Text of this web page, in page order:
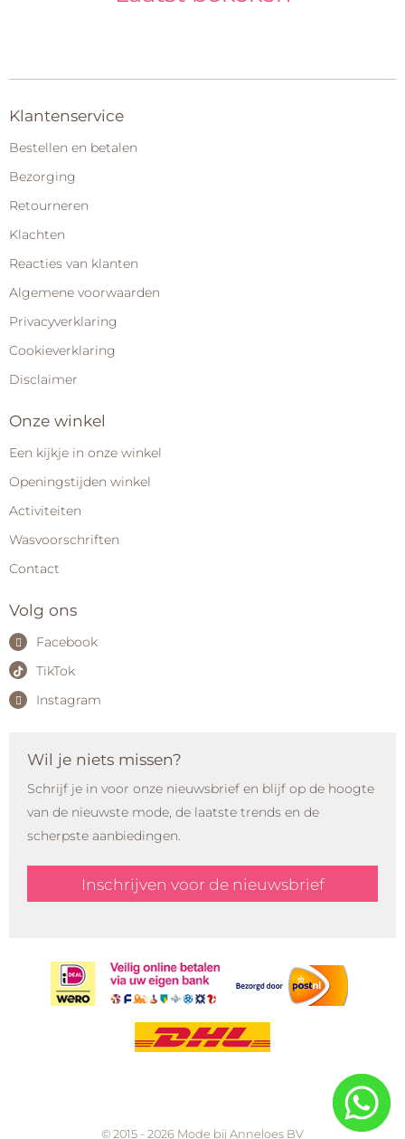
Klantenservice
Bestellen en betalen
Bezorging
Retourneren
Klachten
Reacties van klanten
Algemene voorwaarden
Privacyverklaring
Cookieverklaring
Disclaimer
Onze winkel
Een kijkje in onze winkel
Openingstijden winkel
Activiteiten
Wasvoorschriften
Contact
Volg ons
Facebook
TikTok
Instagram
Wil je niets missen?
Schrijf je in voor onze nieuwsbrief en blijf op de hoogte
van de nieuwste mode, de laatste trends en de
scherpste aanbiedingen.
Inschrijven voor de nieuwsbrief
© 2015 - 2026 Mode bij Anneloes BV